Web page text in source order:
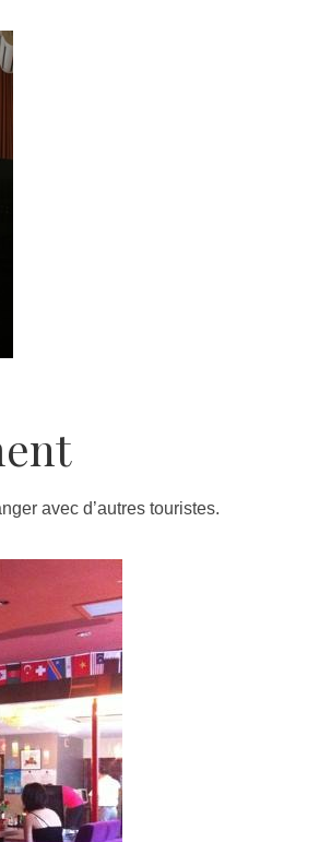
avec d’autres touristes.